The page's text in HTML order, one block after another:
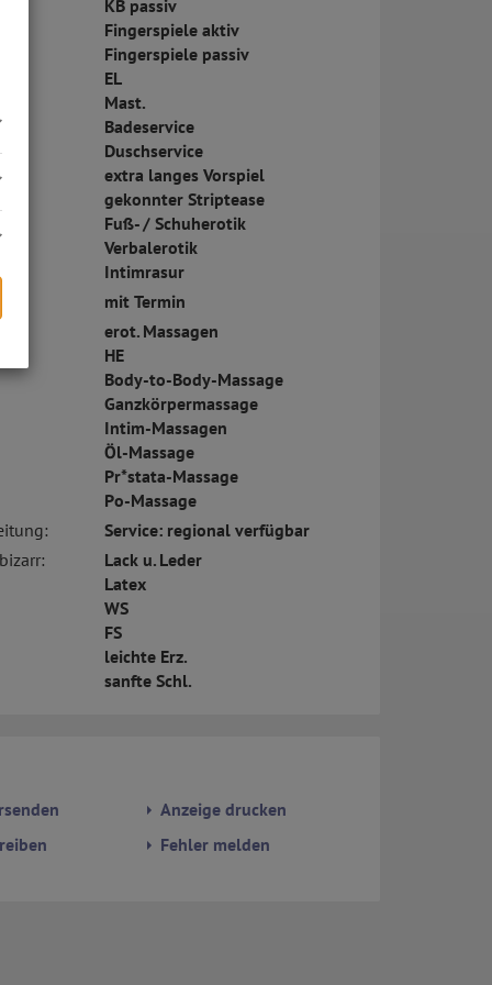
KB passiv
Fingerspiele aktiv
Fingerspiele passiv
EL
Mast.
Badeservice
Duschservice
extra langes Vorspiel
gekonnter Striptease
Fuß- / Schuherotik
Verbalerotik
Intimrasur
mit Termin
erot. Massagen
HE
Body-to-Body-Massage
Ganzkörpermassage
Intim-Massagen
Öl-Massage
Pr*stata-Massage
Po-Massage
Service: regional verfügbar
Lack u. Leder
Latex
WS
FS
leichte Erz.
sanfte Schl.
Anzeige drucken
Fehler melden